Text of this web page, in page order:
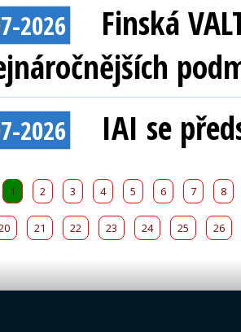
2026
Finská
2026 IAI se
1 2 3 4 5 6 7 8
21 22 23 24 25 26